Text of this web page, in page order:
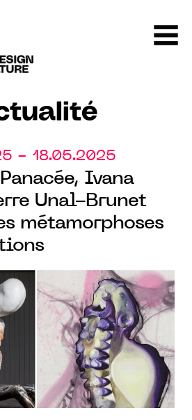
- 18.05.2025
Panacée, Ivana
Unal-Brunet
métamorphoses